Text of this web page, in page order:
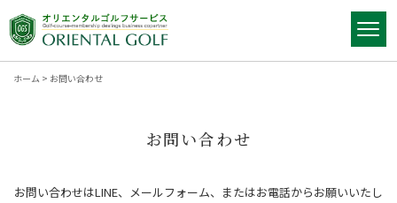
ホーム > お問い合わせ
お問い合わせ
お問い合わせはLINE、メールフォーム、またはお電話からお願いいたし